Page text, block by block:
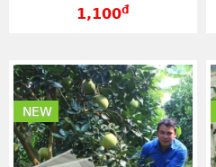
dụng, giá tốt loại 30x35cm -
1,100đ
NEW